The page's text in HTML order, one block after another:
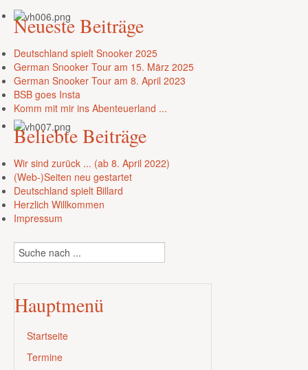
NeuesteBeiträge
Deutschland spielt Snooker 2025
German Snooker Tour am 15. März 2025
German Snooker Tour am 8. April 2023
BSB goes Insta
Komm mit mir ins Abenteuerland ...
BeliebteBeiträge
Wir sind zurück ... (ab 8. April 2022)
(Web-)Seiten neu gestartet
Deutschland spielt Billard
Herzlich Willkommen
Impressum
Hauptmenü
Startseite
Termine